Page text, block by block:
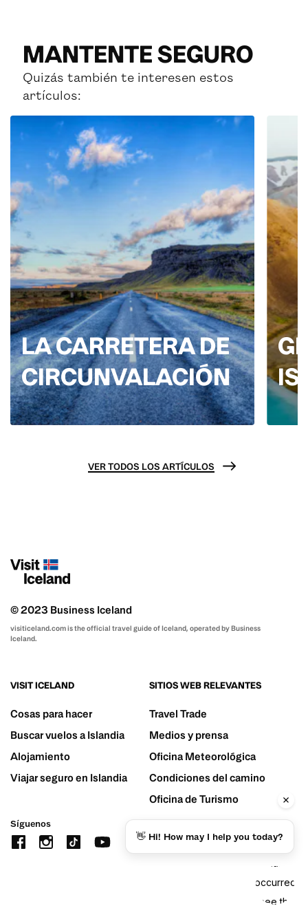
MANTENTE SEGURO
Quizás también te interesen estos
artículos:
LA CARRETERA DE
CIRCUNVALACIÓN
VER TODOS LOS ARTÍCULOS
© 2023 Business Iceland
visiticeland.com is the official travel guide of Iceland, operated by Business
Iceland.
VISIT ICELAND
Cosas para hacer
Buscar vuelos a Islandia
Alojamiento
Viajar seguro en Islandia
SITIOS WEB RELEVANTES
Travel Trade
Medios y prensa
Oficina Meteorológica
Condiciones del camino
Oficina de Turismo
Síguenos
👋 Hi! How may I help you today?